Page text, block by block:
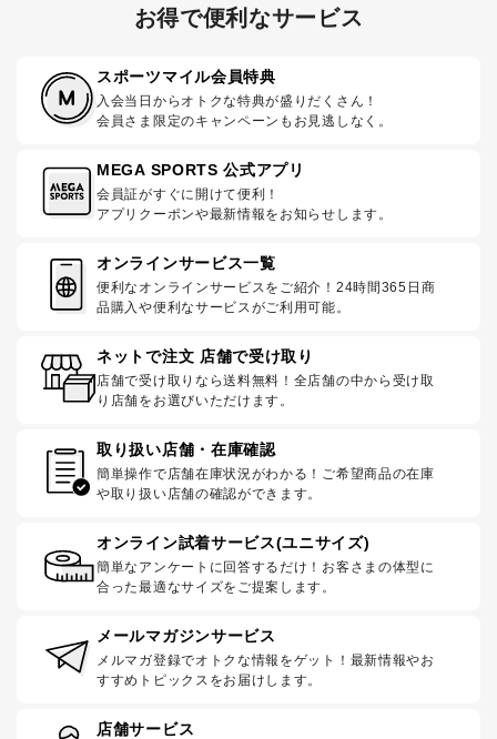
お得で便利なサービス
スポーツマイル会員特典
入会当日からオトクな特典が盛りだくさん！
会員さま限定のキャンペーンもお見逃しなく。
MEGA SPORTS 公式アプリ
会員証がすぐに開けて便利！
アプリクーポンや最新情報をお知らせします。
オンラインサービス一覧
便利なオンラインサービスをご紹介！24時間365日商
品購入や便利なサービスがご利用可能。
ネットで注文 店舗で受け取り
店舗で受け取りなら送料無料！全店舗の中から受け取
り店舗をお選びいただけます。
取り扱い店舗・在庫確認
簡単操作で店舗在庫状況がわかる！ご希望商品の在庫
や取り扱い店舗の確認ができます。
オンライン試着サービス(ユニサイズ)
簡単なアンケートに回答するだけ！お客さまの体型に
合った最適なサイズをご提案します。
メールマガジンサービス
メルマガ登録でオトクな情報をゲット！最新情報やお
すすめトピックスをお届けします。
店舗サービス